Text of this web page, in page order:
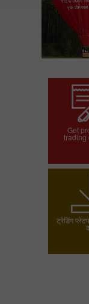
Get
trading
ट्रेडिंग